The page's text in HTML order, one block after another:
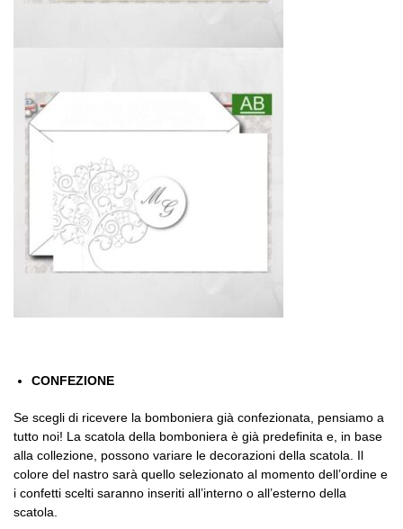
CONFEZIONE
Se scegli di ricevere la bomboniera già confezionata, pensiamo a
tutto noi! La scatola della bomboniera è già predefinita e, in base
alla collezione, possono variare le decorazioni della scatola. Il
colore del nastro sarà quello selezionato al momento dell’ordine e
i confetti scelti saranno inseriti all’interno o all’esterno della
scatola.